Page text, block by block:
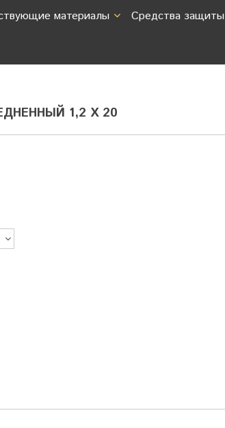
материалы
Средства защиты
1,2 Х 20